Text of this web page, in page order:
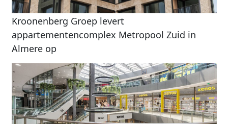
Kroonenberg Groep levert
appartementencomplex Metropool Zuid in
Almere op